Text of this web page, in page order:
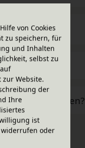
Baumberger
Zubehör
Sie haben Fragen?
von Cookies
zu speichern, für
und Inhalten
selbst zu
zur Website.
der
Ihre
ist
oder